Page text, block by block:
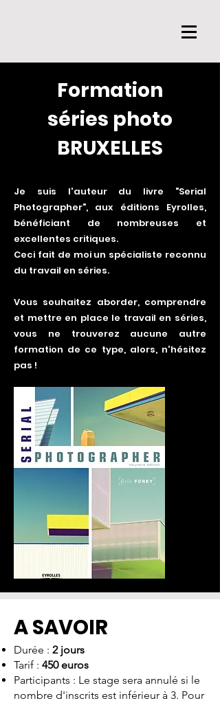
Formation
séries photo
BRUXELLES
Je suis l'auteur du livre "Serial
Photographer", aux éditions Eyrolles,
bénéficiant de nombreuses et
excellentes critiques.
Ceci fait de moi un spécialiste reconnu
du travail en séries.
Vous souhaitez aborder, comprendre
et mettre en place le travail en séries,
vous ne trouverez aucune autre
formation de ce type, alors, n'hésitez
pas !
A SAVOIR
Durée : 2 jours
Tarif : 450 euros
Participants : Le stage sera annulé si le
nombre d'inscrits est inférieur à 3. Pour